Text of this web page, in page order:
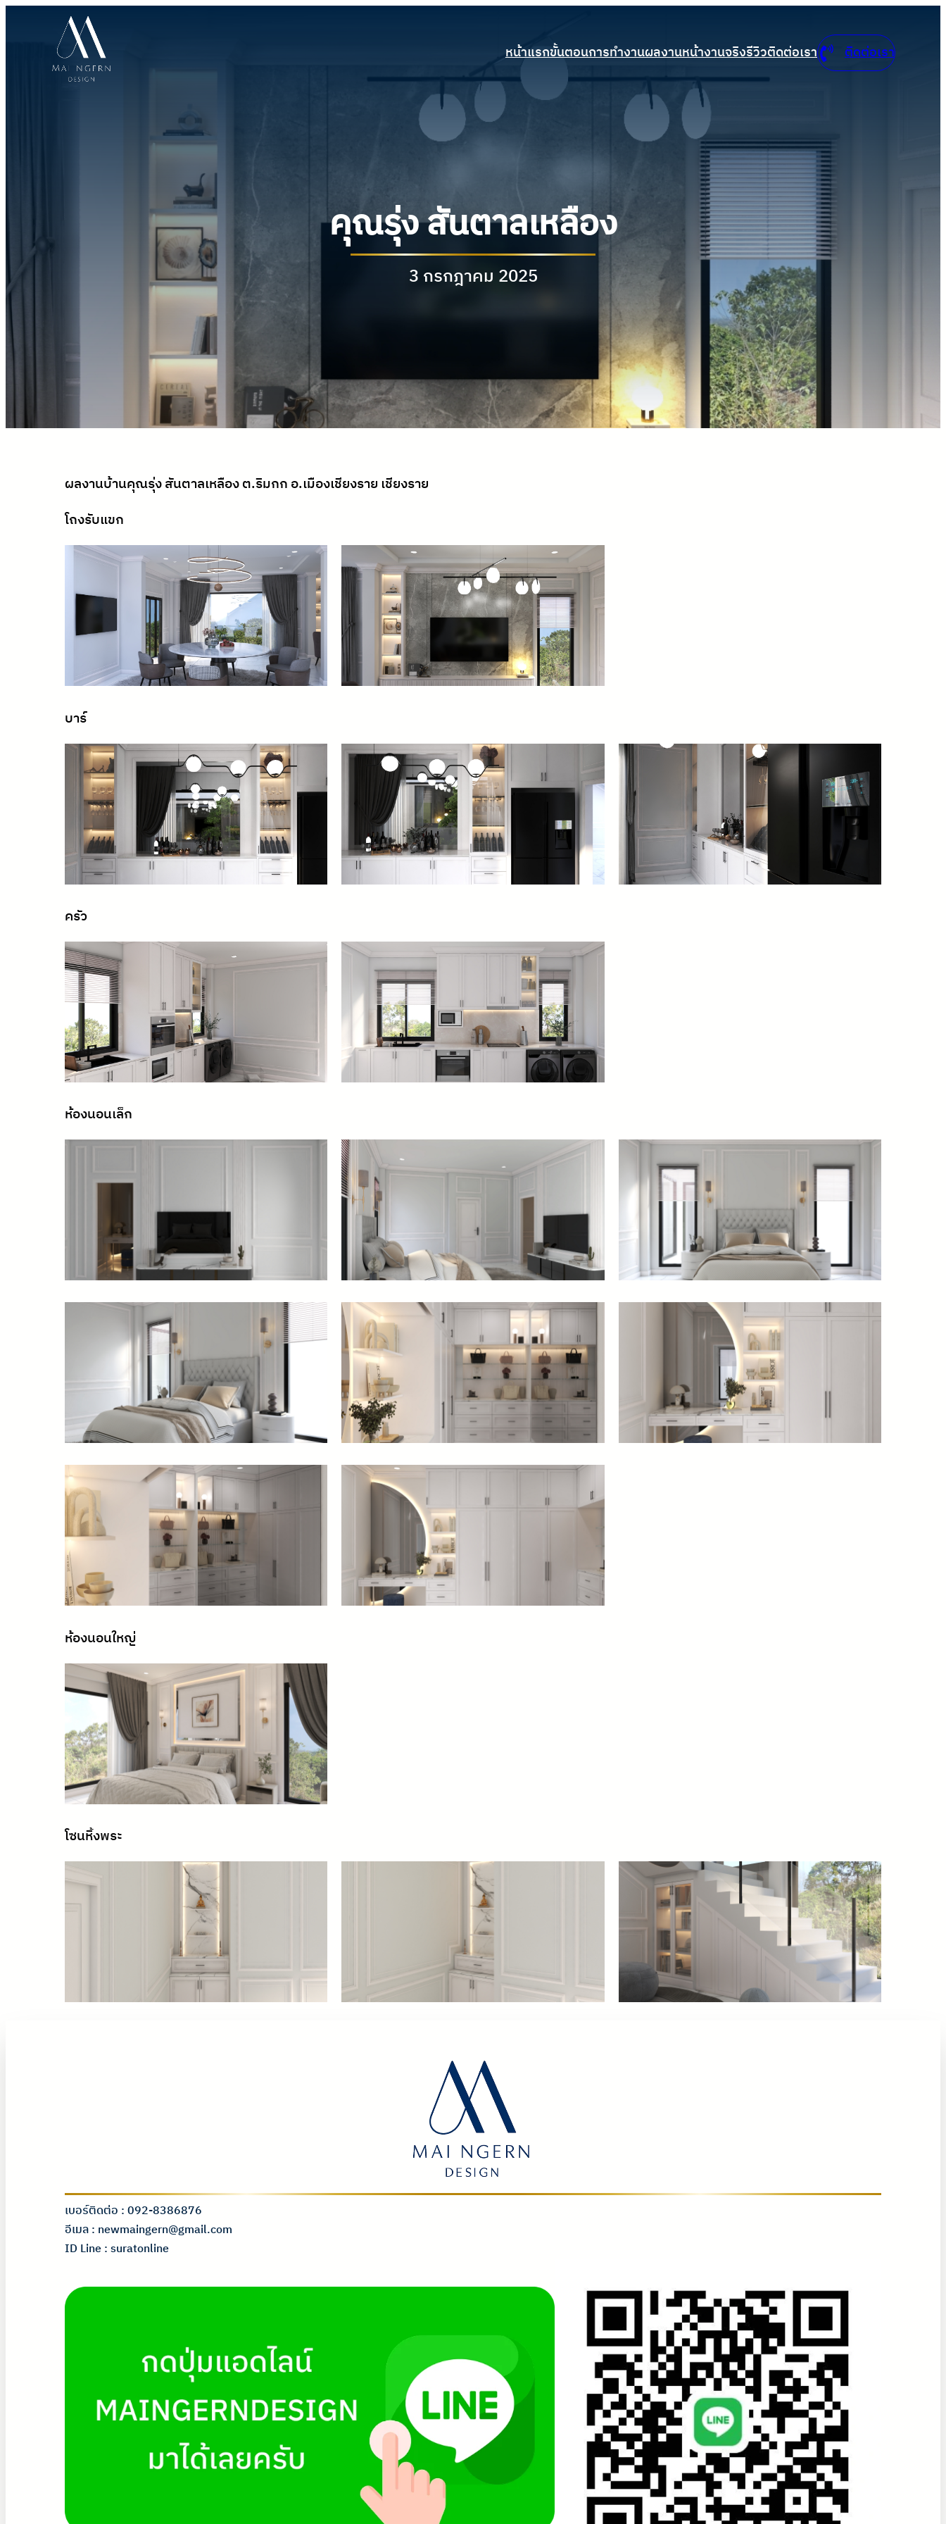
หน้าแรกขั้นตอนการทำงานผลงานหน้างานจริงรีวิวติดต่อเรา ติดต่อเรา
คุณรุ่ง สันตาลเหลือง
3 กรกฎาคม 2025
ผลงานบ้านคุณรุ่ง สันตาลเหลือง ต.ริมกก อ.เมืองเชียงราย เชียงราย
โถงรับแขก
บาร์
ครัว
ห้องนอนเล็ก
ห้องนอนใหญ่
โซนหิ้งพระ
เบอร์ติดต่อ : 092-8386876
อีเมล : newmaingern@gmail.com
ID Line : suratonline